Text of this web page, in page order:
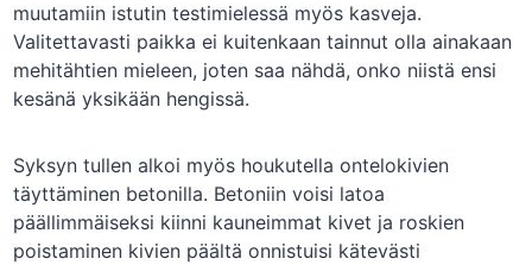
muutamiin istutin testimielessä myös kasveja.
Valitettavasti paikka ei kuitenkaan tainnut olla ainakaan
mehitähtien mieleen, joten saa nähdä, onko niistä ensi
kesänä yksikään hengissä.
Syksyn tullen alkoi myös houkutella ontelokivien
täyttäminen betonilla. Betoniin voisi latoa
päällimmäiseksi kiinni kauneimmat kivet ja roskien
poistaminen kivien päältä onnistuisi kätevästi